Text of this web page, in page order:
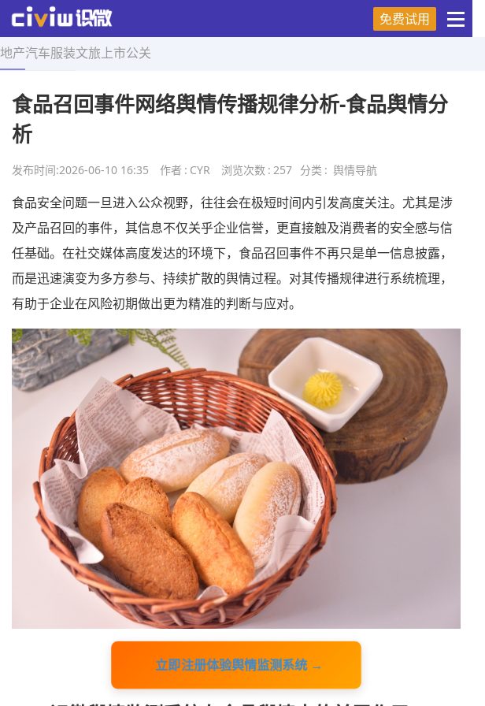
免费试用
地产汽车服装文旅 上市公关
首页 > 舆情导航 > 正文
食品召回事件网络舆情传播规律分析-食品舆情分
析
发布时间:2026-06-10 16:35 作者 : CYR 浏览次数 : 257 分类 : 舆情导航
食品安全问题一旦进入公众视野，往往会在极短时间内引发高度关注。尤其是涉
及产品召回的事件，其信息不仅关乎企业信誉，更直接触及消费者的安全感与信
任基础。在社交媒体高度发达的环境下，食品召回事件不再只是单一信息披露，
而是迅速演变为多方参与、持续扩散的舆情过程。对其传播规律进行系统梳理，
有助于企业在风险初期做出更为精准的判断与应对。
立即注册体验舆情监测系统 →